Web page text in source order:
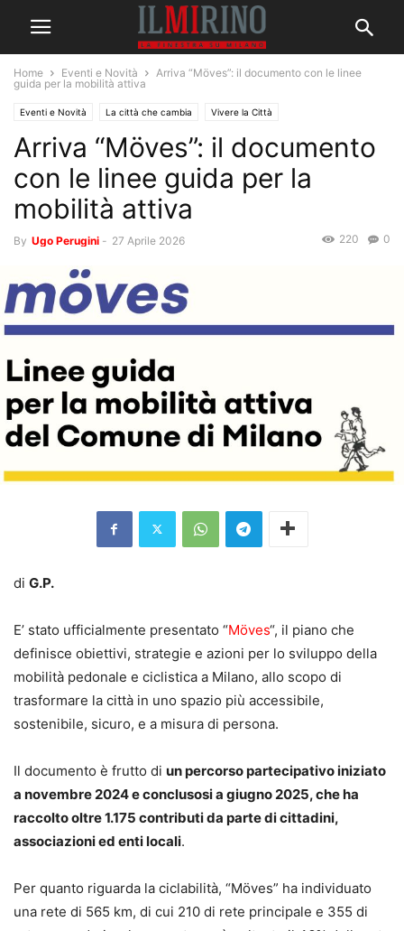
Home Eventi e Novità
Arriva “Möves”: il documento con le linee
guida per la mobilità attiva
Eventi e Novità La città che cambia Vivere la Città
Arriva “Möves”: il documento
con le linee guida per la
mobilità attiva
By Ugo Perugini - 27 Aprile 2026 0
220
di G.P.
E’ stato ufficialmente presentato “Möves“, il piano che
definisce obiettivi, strategie e azioni per lo sviluppo della
mobilità pedonale e ciclistica a Milano, allo scopo di
trasformare la città in uno spazio più accessibile,
sostenibile, sicuro, e a misura di persona.
Il documento è frutto di un percorso partecipativo iniziato
a novembre 2024 e conclusosi a giugno 2025, che ha
raccolto oltre 1.175 contributi da parte di cittadini,
associazioni ed enti locali.
Per quanto riguarda la ciclabilità, “Möves” ha individuato
una rete di 565 km, di cui 210 di rete principale e 355 di